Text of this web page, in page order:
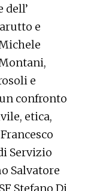
dell’
e
e
confronto
etica,
Servizio
Salvatore